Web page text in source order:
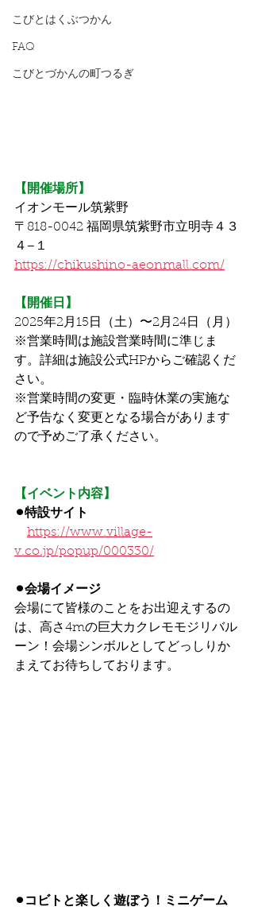
こびとはくぶつかん
FAQ
こびとづかんの町つるぎ
【開催場所】
イオンモール筑紫野
〒818-0042 福岡県筑紫野市立明寺４３
４−１
https://chikushino-aeonmall.com/
【開催日】
2025年2月15日（土）〜2月24日（月）
※営業時間は施設営業時間に準じま
す。詳細は施設公式HPからご確認くだ
さい。
※営業時間の変更・臨時休業の実施な
ど予告なく変更となる場合があります
ので予めご了承ください。
【イベント内容】
⚫︎特設サイト
https://www.village-
v.co.jp/popup/000330/
⚫︎会場イメージ
会場にて皆様のことをお出迎えするの
は、高さ4mの巨大カクレモモジリバル
ーン！会場シンボルとしてどっしりか
まえてお待ちしております。
⚫︎コビトと楽しく遊ぼう！ミニゲーム